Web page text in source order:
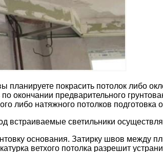
покрасить потолок либо
предварительного
либо натяжного потолков подготовка
встраиваемые светильники
основания. Затирку швов между
ветхого потолка разрешит